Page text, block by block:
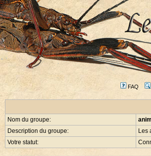
FAQ
Nom du groupe:
Description du groupe:
Les
Votre statut: